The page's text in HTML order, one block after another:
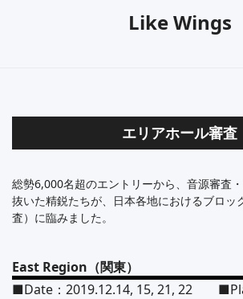
Like Wings
エリアホール審査
総勢6,000名超のエントリーから、音源審査
抜いた精鋭たちが、日本各地におけるブロッ
査）に臨みました。
East Region（関東）
■Date：2019.12.14, 15, 21, 22